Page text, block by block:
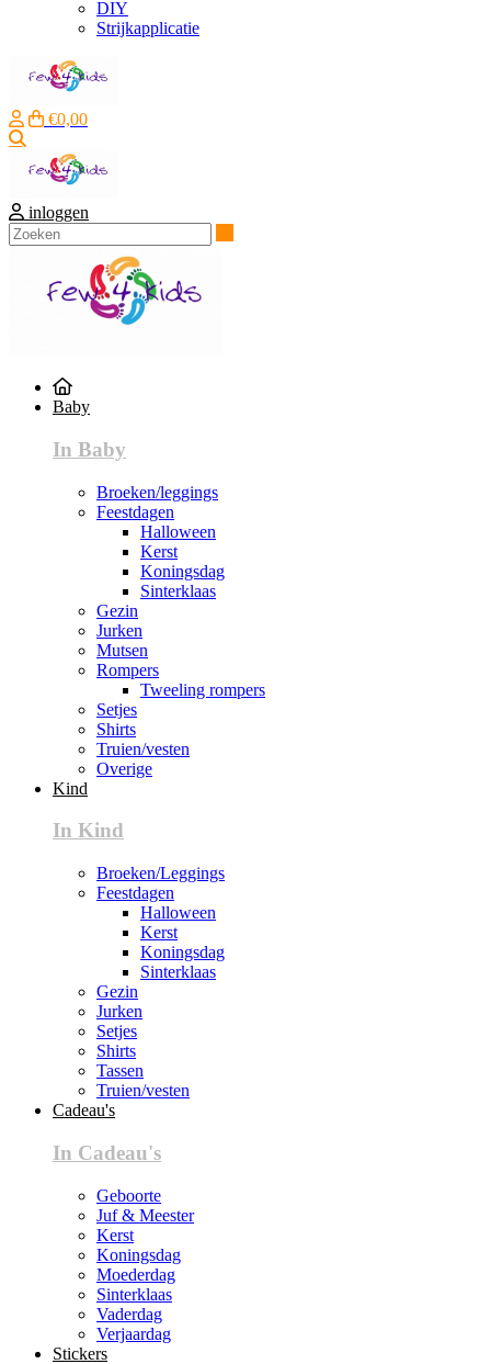
DIY
Strijkapplicatie
€0,00
inloggen
Baby
In Baby
Broeken/leggings
Feestdagen
Halloween
Kerst
Koningsdag
Sinterklaas
Gezin
Jurken
Mutsen
Rompers
Tweeling rompers
Setjes
Shirts
Truien/vesten
Overige
Kind
In Kind
Broeken/Leggings
Feestdagen
Halloween
Kerst
Koningsdag
Sinterklaas
Gezin
Jurken
Setjes
Shirts
Tassen
Truien/vesten
Cadeau's
In Cadeau's
Geboorte
Juf & Meester
Kerst
Koningsdag
Moederdag
Sinterklaas
Vaderdag
Verjaardag
Stickers